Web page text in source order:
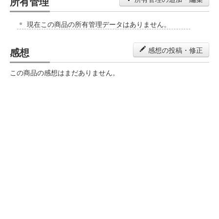
現在この商品の所有管理データはありません。
感想 感想の投稿・修正
この商品の感想はまだありません。